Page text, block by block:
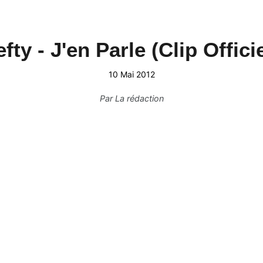
- J'en Parle (Clip
10 Mai 2012
ParLa rédaction